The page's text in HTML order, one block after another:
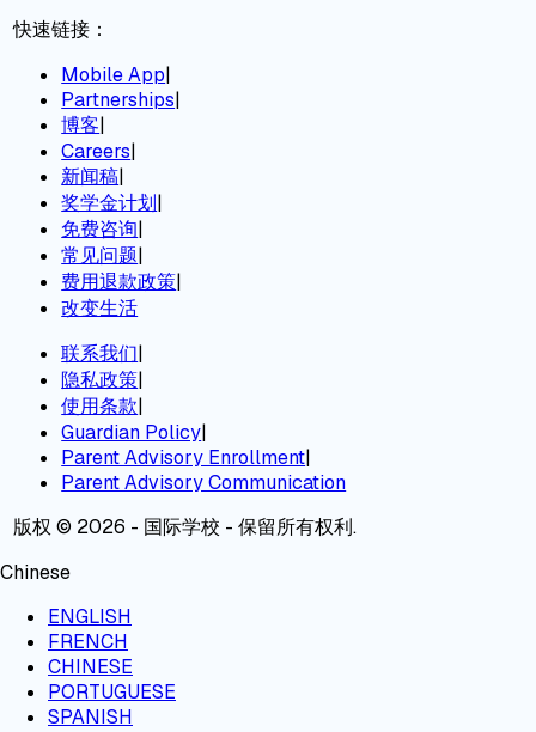
快速链接：
Mobile App|
Partnerships|
博客|
Careers|
新闻稿|
奖学金计划|
免费咨询|
常见问题|
费用退款政策|
改变生活
联系我们|
隐私政策|
使用条款|
Guardian Policy|
Parent Advisory Enrollment|
Parent Advisory Communication
版权 © 2026 - 国际学校 - 保留所有权利.
Chinese
ENGLISH
FRENCH
CHINESE
PORTUGUESE
SPANISH